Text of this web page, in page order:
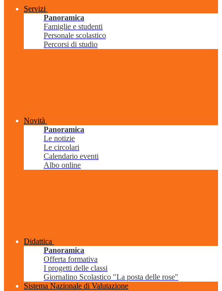
Servizi
Panoramica
Famiglie e studenti
Personale scolastico
Percorsi di studio
Novità
Panoramica
Le notizie
Le circolari
Calendario eventi
Albo online
Didattica
Panoramica
Offerta formativa
I progetti delle classi
Giornalino Scolastico "La posta delle rose"
Sistema Nazionale di Valutazione